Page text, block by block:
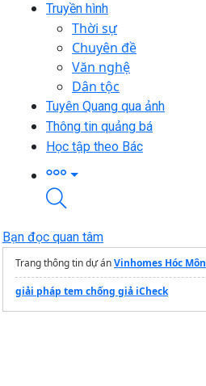
Truyền hình
Thời sự
Chuyên đề
Văn nghệ
Dân tộc
Tuyên Quang qua ảnh
Thông tin quảng bá
Học tập theo Bác
Bạn đọc quan tâm
Trang thông tin dự ánVinhomes Hóc Môn
giải pháp tem chống giả iCheck